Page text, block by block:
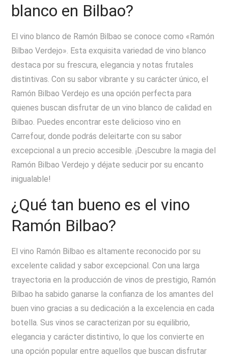
blanco en Bilbao?
El vino blanco de Ramón Bilbao se conoce como «Ramón
Bilbao Verdejo». Esta exquisita variedad de vino blanco
destaca por su frescura, elegancia y notas frutales
distintivas. Con su sabor vibrante y su carácter único, el
Ramón Bilbao Verdejo es una opción perfecta para
quienes buscan disfrutar de un vino blanco de calidad en
Bilbao. Puedes encontrar este delicioso vino en
Carrefour, donde podrás deleitarte con su sabor
excepcional a un precio accesible. ¡Descubre la magia del
Ramón Bilbao Verdejo y déjate seducir por su encanto
inigualable!
¿Qué tan bueno es el vino
Ramón Bilbao?
El vino Ramón Bilbao es altamente reconocido por su
excelente calidad y sabor excepcional. Con una larga
trayectoria en la producción de vinos de prestigio, Ramón
Bilbao ha sabido ganarse la confianza de los amantes del
buen vino gracias a su dedicación a la excelencia en cada
botella. Sus vinos se caracterizan por su equilibrio,
elegancia y carácter distintivo, lo que los convierte en
una opción popular entre aquellos que buscan disfrutar